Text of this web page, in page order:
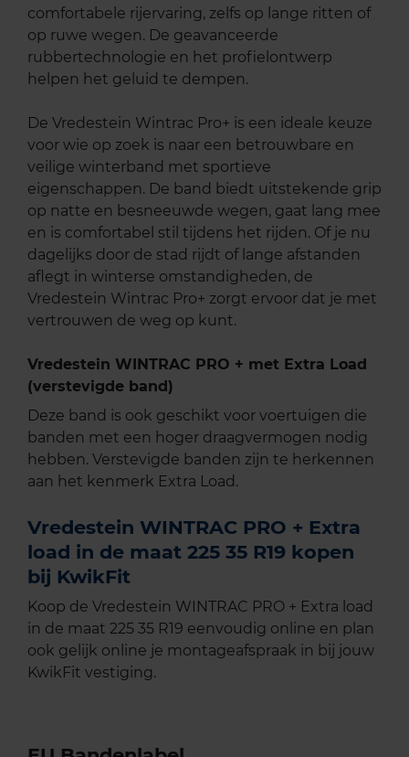
comfortabele rijervaring, zelfs op lange ritten of
op ruwe wegen. De geavanceerde
rubbertechnologie en het profielontwerp
helpen het geluid te dempen.
De Vredestein Wintrac Pro+ is een ideale keuze
voor wie op zoek is naar een betrouwbare en
veilige winterband met sportieve
eigenschappen. De band biedt uitstekende grip
op natte en besneeuwde wegen, gaat lang mee
en is comfortabel stil tijdens het rijden. Of je nu
dagelijks door de stad rijdt of lange afstanden
aflegt in winterse omstandigheden, de
Vredestein Wintrac Pro+ zorgt ervoor dat je met
vertrouwen de weg op kunt.
Vredestein WINTRAC PRO + met Extra Load
(verstevigde band)
Deze band is ook geschikt voor voertuigen die
banden met een hoger draagvermogen nodig
hebben. Verstevigde banden zijn te herkennen
aan het kenmerk Extra Load.
Vredestein WINTRAC PRO + Extra
load in de maat 225 35 R19 kopen
bij KwikFit
Koop de Vredestein WINTRAC PRO + Extra load
in de maat 225 35 R19 eenvoudig online en plan
ook gelijk online je montageafspraak in bij jouw
KwikFit vestiging.